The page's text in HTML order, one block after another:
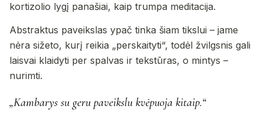
kortizolio lygį panašiai, kaip trumpa meditacija.
Abstraktus paveikslas ypač tinka šiam tikslui – jame
nėra sižeto, kurį reikia „perskaityti“, todėl žvilgsnis gali
laisvai klaidyti per spalvas ir tekstūras, o mintys –
nurimti.
„Kambarys su geru paveikslu kvėpuoja kitaip.“